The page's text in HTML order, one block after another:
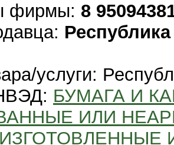
фирмы: 8
услуги:
БУМАГА И
ИЛИ